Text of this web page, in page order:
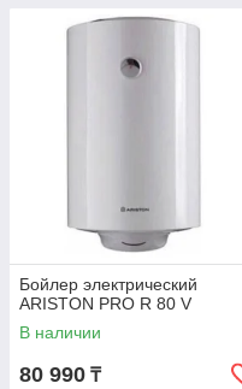
Бойлер электрический
ARISTON PRO R 80 V
В наличии
80 990 ₸